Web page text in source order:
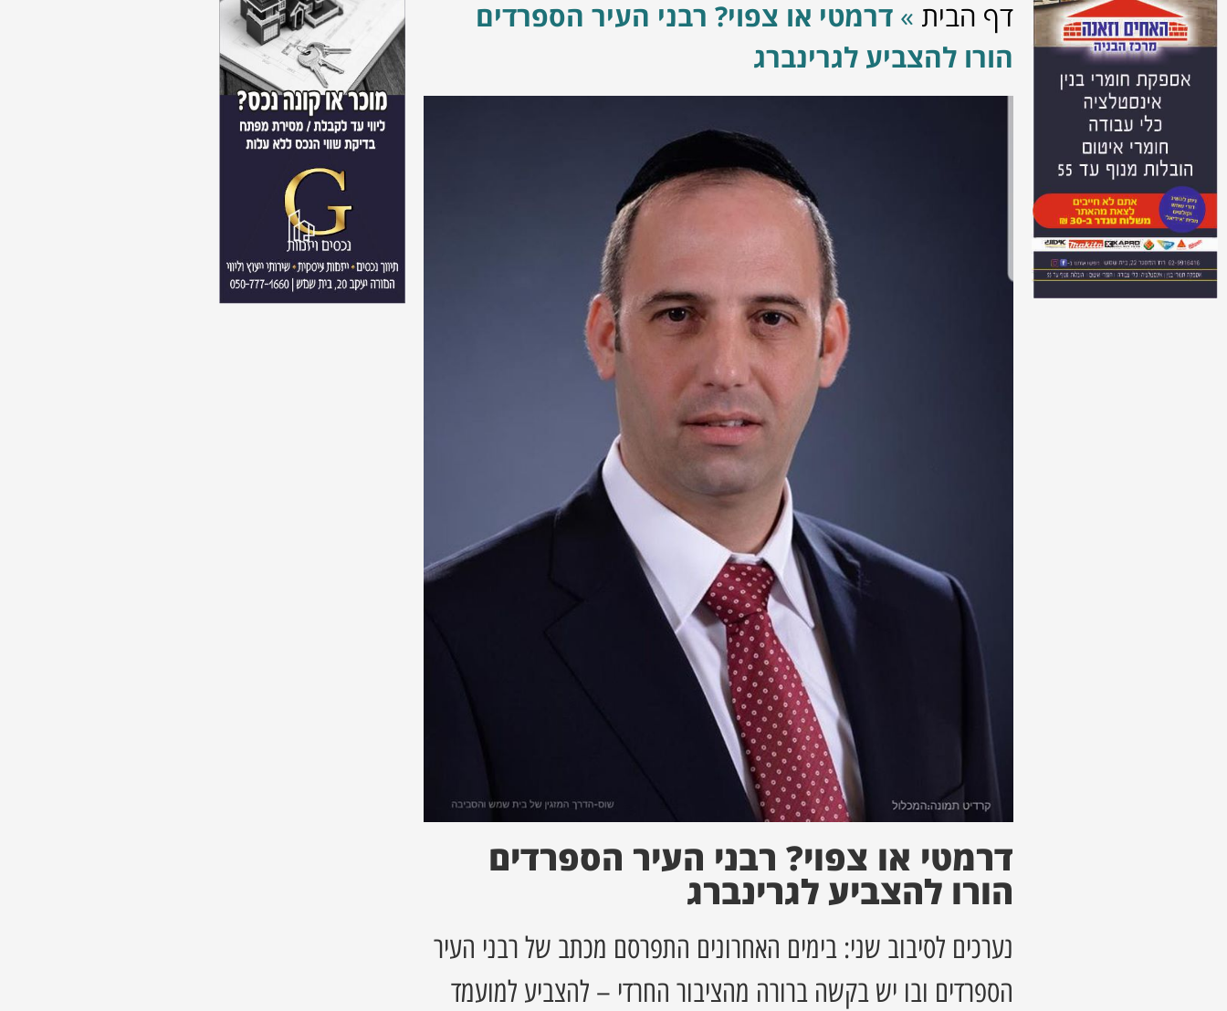
דף הבית »דרמטי או צפוי? רבני העיר הספרדים
הורו להצביע לגרינברג
דרמטי או צפוי? רבני העיר הספרדים
הורו להצביע לגרינברג
נערכים לסיבוב שני: בימים האחרונים התפרסם מכתב של רבני העיר
הספרדים ובו יש בקשה ברורה מהציבור החרדי – להצביע למועמד